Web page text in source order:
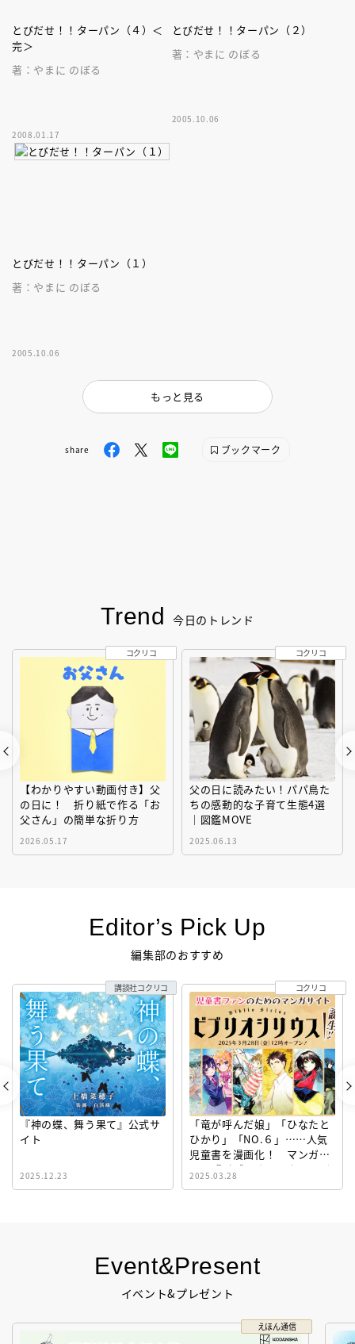
とびだせ！！ターパン（４）＜
完＞
著：やまに のぼる
2008.01.17
とびだせ！！ターパン（２）
著：やまに のぼる
2005.10.06
とびだせ！！ターパン（１）
著：やまに のぼる
2005.10.06
もっと見る
share ブックマーク
Event&Present
イベント&プレゼント
えほん通信
Trend 今日のトレンド
【わかりやすい動画付き】父
の日に！ 折り紙で作る「お
父さん」の簡単な折り方
2026.05.17
コクリコ
父の日に読みたい！パパ鳥た
ちの感動的な子育て生態4選
｜図鑑MOVE
2025.06.13
コクリコ
Editor’s Pick Up
編集部のおすすめ
『神の蝶、舞う果て』公式サ
イト
2025.12.23
講談社コクリコ
「竜が呼んだ娘」「ひなたと
ひかり」「NO.６」……人気
児童書を漫画化！ マンガサ
イト『ビブリオシリウス』誕
生！
2025.03.28
コクリコ